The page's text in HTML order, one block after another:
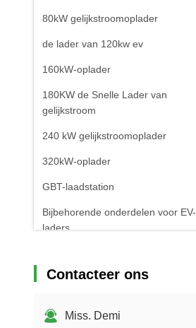
80kW gelijkstroomoplader
de lader van 120kw ev
160kW-oplader
180KW de Snelle Lader van
gelijkstroom
240 kW gelijkstroomoplader
320kW-oplader
GBT-laadstation
Bijbehorende onderdelen voor EV-
laders
Contacteer ons
Miss. Demi